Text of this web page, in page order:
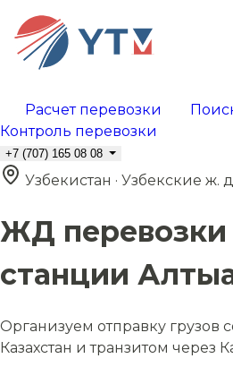
Расчет перевозки
Контроль перевозки
+7 (707) 165 08 08
Узбекистан · Узбекские ж.
ЖД перевозки
станции
Организуем отправку грузов
Казахстан и транзитом через